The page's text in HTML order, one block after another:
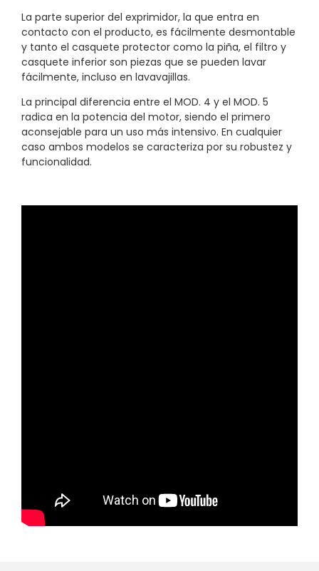
La parte superior del exprimidor, la que entra en
contacto con el producto, es fácilmente desmontable
y tanto el casquete protector como la piña, el filtro y
casquete inferior son piezas que se pueden lavar
fácilmente, incluso en lavavajillas.
La principal diferencia entre el MOD. 4 y el MOD. 5
radica en la potencia del motor, siendo el primero
aconsejable para un uso más intensivo. En cualquier
caso ambos modelos se caracteriza por su robustez y
funcionalidad.